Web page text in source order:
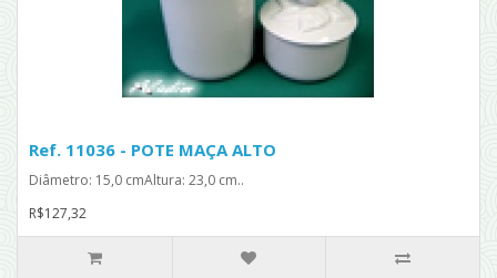
Ref. 11036 - POTE MAÇA ALTO
Diâmetro: 15,0 cmAltura: 23,0 cm..
R$127,32